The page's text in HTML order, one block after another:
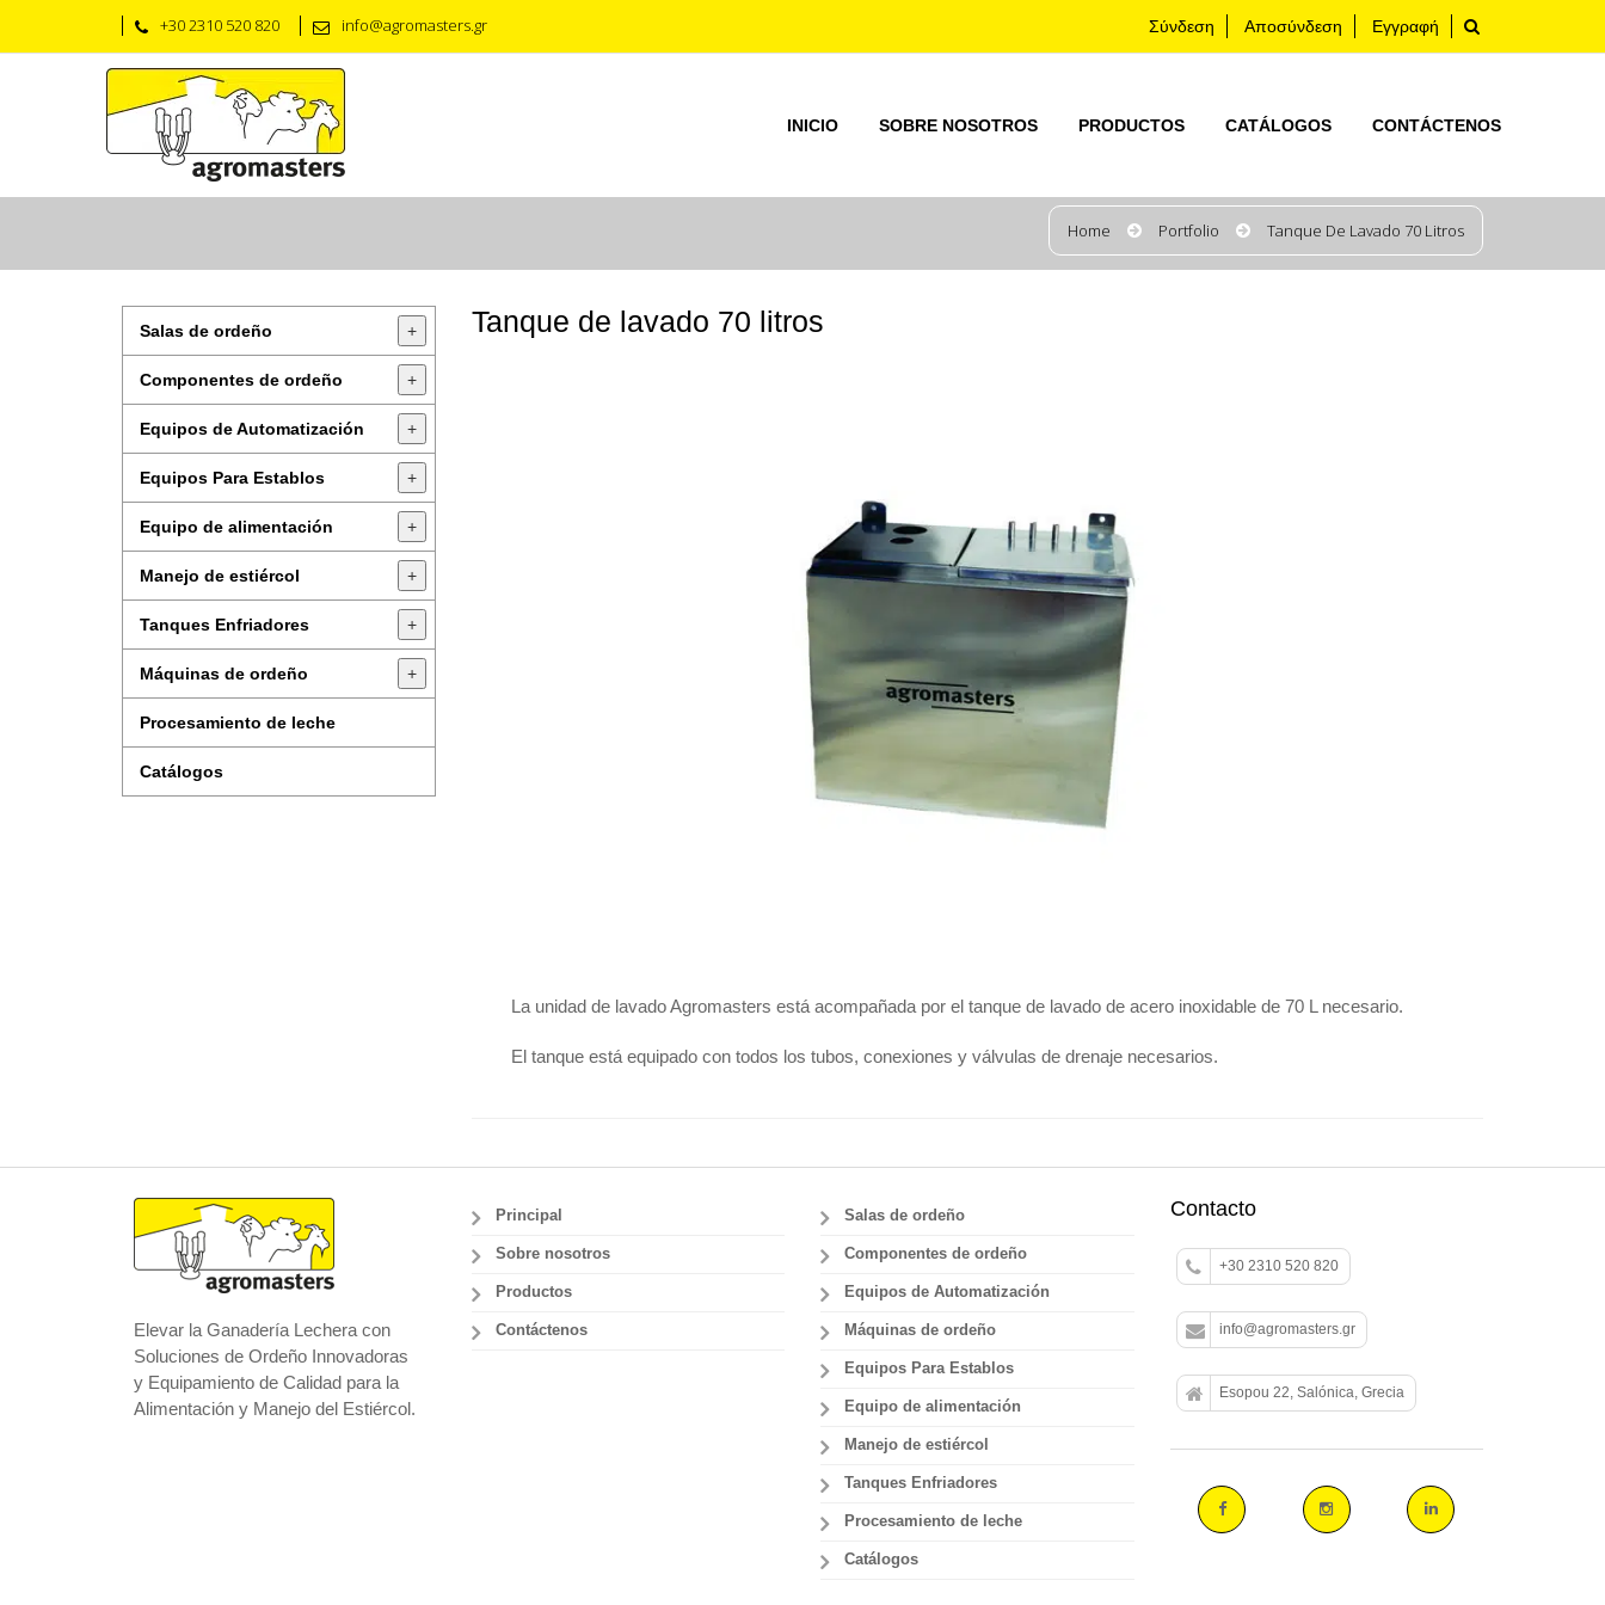
+30 2310 520 820 info@agromasters.gr Σύνδεση Αποσύνδεση Εγγραφή
INICIO SOBRE NOSOTROS PRODUCTOS CATÁLOGOS CONTÁCTENOS
Home Portfolio Tanque De Lavado 70 Litros
Salas de ordeño +
Componentes de ordeño +
Equipos de Automatización +
Equipos Para Establos +
Equipo de alimentación +
Manejo de estiércol +
Tanques Enfriadores +
Máquinas de ordeño +
Procesamiento de leche
Catálogos
Tanque de lavado 70 litros
La unidad de lavado Agromasters está acompañada por el tanque de lavado de acero inoxidable de 70 L necesario.
El tanque está equipado con todos los tubos, conexiones y válvulas de drenaje necesarios.
Elevar la Ganadería Lechera con
Soluciones de Ordeño Innovadoras
y Equipamiento de Calidad para la
Alimentación y Manejo del Estiércol.
Principal
Sobre nosotros
Productos
Contáctenos
Salas de ordeño
Componentes de ordeño
Equipos de Automatización
Máquinas de ordeño
Equipos Para Establos
Equipo de alimentación
Manejo de estiércol
Tanques Enfriadores
Procesamiento de leche
Catálogos
Contacto
+30 2310 520 820
info@agromasters.gr
Esopou 22, Salónica, Grecia